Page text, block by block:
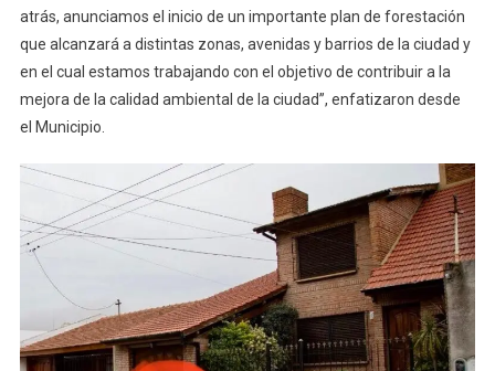
atrás, anunciamos el inicio de un importante plan de forestación
que alcanzará a distintas zonas, avenidas y barrios de la ciudad y
en el cual estamos trabajando con el objetivo de contribuir a la
mejora de la calidad ambiental de la ciudad”, enfatizaron desde
el Municipio.